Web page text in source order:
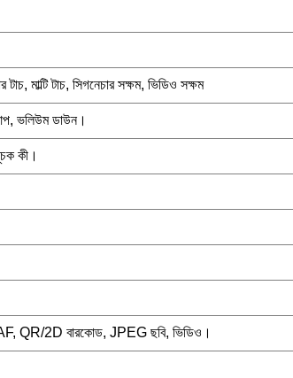
মাল্টি টাচ, সিগনেচার সক্ষম, ভিডিও সক্ষম
ভলিউম ডাউন।
কী।
QR/2D বারকোড, JPEG ছবি, ভিডিও।